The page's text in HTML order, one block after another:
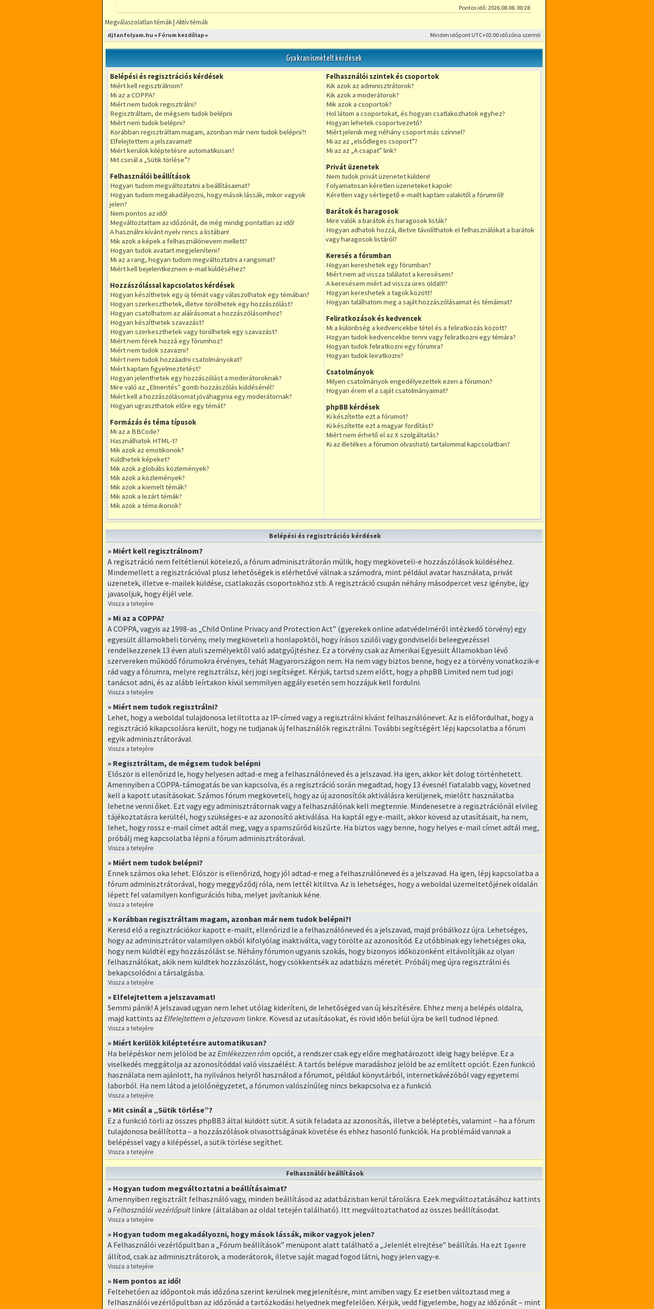
FÓRUMOZZ
MINDENFÉLE
DjTANFOLYAM.HU
RÉSZLETFIZETÉS
RUGALMAS IDŐBEOSZTÁS
KIS LÉTSZÁMÚ CSOPORTOK
Pontos idő: 2026.08.08. 00:28
Megválaszolatlan témák| Aktív témák
djtanfolyam.hu » Fórum kezdőlap» Minden időpont UTC+02:00 időzóna szerinti
Gyakran ismételt kérdések
Belépési és regisztrációs kérdések
Miért kell regisztrálnom?
Mi az a COPPA?
Miért nem tudok regisztrálni?
Regisztráltam, de mégsem tudok belépni
Miért nem tudok belépni?
Korábban regisztráltam magam, azonban már nem tudok belépni?!
Elfelejtettem a jelszavamat!
Miért kerülök kiléptetésre automatikusan?
Mit csinál a „Sütik törlése”?
Felhasználói beállítások
Hogyan tudom megváltoztatni a beállításaimat?
Hogyan tudom megakadályozni, hogy mások lássák, mikor vagyok
jelen?
Nem pontos az idő!
Megváltoztattam az időzónát, de még mindig pontatlan az idő!
A használni kívánt nyelv nincs a listában!
Mik azok a képek a felhasználónevem mellett?
Hogyan tudok avatart megjeleníteni?
Mi az a rang, hogyan tudom megváltoztatni a rangomat?
Miért kell bejelentkeznem e-mail küldéséhez?
Hozzászólással kapcsolatos kérdések
Hogyan készíthetek egy új témát vagy válaszolhatok egy témában?
Hogyan szerkeszthetek, illetve törölhetek egy hozzászólást?
Hogyan csatolhatom az aláírásomat a hozzászólásomhoz?
Hogyan készíthetek szavazást?
Hogyan szerkeszthetek vagy törölhetek egy szavazást?
Miért nem férek hozzá egy fórumhoz?
Miért nem tudok szavazni?
Miért nem tudok hozzáadni csatolmányokat?
Miért kaptam figyelmeztetést?
Hogyan jelenthetek egy hozzászólást a moderátoroknak?
Mire való az „Elmentés” gomb hozzászólás küldésénél?
Miért kell a hozzászólásomat jóváhagynia egy moderátornak?
Hogyan ugraszthatok előre egy témát?
Formázás és téma típusok
Mi az a BBCode?
Használhatok HTML-t?
Mik azok az emotikonok?
Küldhetek képeket?
Mik azok a globális közlemények?
Mik azok a közlemények?
Mik azok a kiemelt témák?
Mik azok a lezárt témák?
Mik azok a téma ikonok?
Felhasználói szintek és csoportok
Kik azok az adminisztrátorok?
Kik azok a moderátorok?
Mik azok a csoportok?
Hol látom a csoportokat, és hogyan csatlakozhatok egyhez?
Hogyan lehetek csoportvezető?
Miért jelenik meg néhány csoport más színnel?
Mi az az „elsődleges csoport”?
Mi az az „A csapat” link?
Privát üzenetek
Nem tudok privát üzenetet küldeni!
Folyamatosan kéretlen üzeneteket kapok!
Kéretlen vagy sértegető e-mailt kaptam valakitől a fórumról!
Barátok és haragosok
Mire valók a barátok és haragosok listák?
Hogyan adhatok hozzá, illetve távolíthatok el felhasználókat a barátok
vagy haragosok listáról?
Keresés a fórumban
Hogyan kereshetek egy fórumban?
Miért nem ad vissza találatot a keresésem?
A keresésem miért ad vissza üres oldalt!?
Hogyan kereshetek a tagok között?
Hogyan találhatom meg a saját hozzászólásaimat és témáimat?
Feliratkozások és kedvencek
Mi a különbség a kedvencekbe tétel és a feliratkozás között?
Hogyan tudok kedvencekbe tenni vagy feliratkozni egy témára?
Hogyan tudok feliratkozni egy fórumra?
Hogyan tudok leiratkozni?
Csatolmányok
Milyen csatolmányok engedélyezettek ezen a fórumon?
Hogyan érem el a saját csatolmányaimat?
phpBB kérdések
Ki készítette ezt a fórumot?
Ki készítette ezt a magyar fordítást?
Miért nem érhető el az X szolgáltatás?
Ki az illetékes a fórumon olvasható tartalommal kapcsolatban?
Belépési és regisztrációs kérdések
» Miért kell regisztrálnom?
A regisztráció nem feltétlenül kötelező, a fórum adminisztrátorán múlik, hogy megköveteli-e hozzászólások küldéséhez.
Mindemellett a regisztrációval plusz lehetőségek is elérhetővé válnak a számodra, mint például avatar használata, privát
üzenetek, illetve e-mailek küldése, csatlakozás csoportokhoz stb. A regisztráció csupán néhány másodpercet vesz igénybe, így
javasoljuk, hogy éljél vele.
Vissza a tetejére
» Mi az a COPPA?
A COPPA, vagyis az 1998-as „Child Online Privacy and Protection Act” (gyerekek online adatvédelméről intézkedő törvény) egy
egyesült államokbeli törvény, mely megköveteli a honlapoktól, hogy írásos szülői vagy gondviselői beleegyezéssel
rendelkezzenek 13 éven aluli személyektől való adatgyűjtéshez. Ez a törvény csak az Amerikai Egyesült Államokban lévő
szervereken működő fórumokra érvényes, tehát Magyarországon nem. Ha nem vagy biztos benne, hogy ez a törvény vonatkozik-e
rád vagy a fórumra, melyre regisztrálsz, kérj jogi segítséget. Kérjük, tartsd szem előtt, hogy a phpBB Limited nem tud jogi
tanácsot adni, és az alább leírtakon kívül semmilyen aggály esetén sem hozzájuk kell fordulni.
Vissza a tetejére
» Miért nem tudok regisztrálni?
Lehet, hogy a weboldal tulajdonosa letiltotta az IP-címed vagy a regisztrálni kívánt felhasználónevet. Az is előfordulhat, hogy a
regisztráció kikapcsolásra került, hogy ne tudjanak új felhasználók regisztrálni. További segítségért lépj kapcsolatba a fórum
egyik adminisztrátorával.
Vissza a tetejére
» Regisztráltam, de mégsem tudok belépni
Először is ellenőrizd le, hogy helyesen adtad-e meg a felhasználóneved és a jelszavad. Ha igen, akkor két dolog történhetett.
Amennyiben a COPPA-támogatás be van kapcsolva, és a regisztráció során megadtad, hogy 13 évesnél fiatalabb vagy, követned
kell a kapott utasításokat. Számos fórum megköveteli, hogy az új azonosítók aktiválásra kerüljenek, mielőtt használatba
lehetne venni őket. Ezt vagy egy adminisztrátornak vagy a felhasználónak kell megtennie. Mindenesetre a regisztrációnál elvileg
tájékoztatásra kerültél, hogy szükséges-e az azonosító aktiválása. Ha kaptál egy e-mailt, akkor kövesd az utasításait, ha nem,
lehet, hogy rossz e-mail címet adtál meg, vagy a spamszűrőd kiszűrte. Ha biztos vagy benne, hogy helyes e-mail címet adtál meg,
próbálj meg kapcsolatba lépni a fórum adminisztrátorával.
Vissza a tetejére
» Miért nem tudok belépni?
Ennek számos oka lehet. Először is ellenőrizd, hogy jól adtad-e meg a felhasználóneved és a jelszavad. Ha igen, lépj kapcsolatba a
fórum adminisztrátorával, hogy meggyőződj róla, nem lettél kitiltva. Az is lehetséges, hogy a weboldal üzemeltetőjének oldalán
lépett fel valamilyen konfigurációs hiba, melyet javítaniuk kéne.
Vissza a tetejére
» Korábban regisztráltam magam, azonban már nem tudok belépni?!
Keresd elő a regisztrációkor kapott e-mailt, ellenőrizd le a felhasználóneved és a jelszavad, majd próbálkozz újra. Lehetséges,
hogy az adminisztrátor valamilyen okból kifolyólag inaktiválta, vagy törölte az azonosítód. Ez utóbbinak egy lehetséges oka,
hogy nem küldtél egy hozzászólást se. Néhány fórumon ugyanis szokás, hogy bizonyos időközönként eltávolítják az olyan
felhasználókat, akik nem küldtek hozzászólást, hogy csökkentsék az adatbázis méretét. Próbálj meg újra regisztrálni és
bekapcsolódni a társalgásba.
Vissza a tetejére
» Elfelejtettem a jelszavamat!
Semmi pánik! A jelszavad ugyan nem lehet utólag kideríteni, de lehetőséged van új készítésére. Ehhez menj a belépés oldalra,
majd kattints az Elfelejtettem a jelszavam linkre. Kövesd az utasításokat, és rövid időn belül újra be kell tudnod lépned.
Vissza a tetejére
» Miért kerülök kiléptetésre automatikusan?
Ha belépéskor nem jelölöd be az Emlékezzen rám opciót, a rendszer csak egy előre meghatározott ideig hagy belépve. Ez a
viselkedés meggátolja az azonosítóddal való visszaélést. A tartós belépve maradáshoz jelöld be az említett opciót. Ezen funkció
használata nem ajánlott, ha nyilvános helyről használod a fórumot, például könyvtárból, internetkávézóból vagy egyetemi
laborból. Ha nem látod a jelölőnégyzetet, a fórumon valószínűleg nincs bekapcsolva ez a funkció.
Vissza a tetejére
» Mit csinál a „Sütik törlése”?
Ez a funkció törli az összes phpBB3 által küldött sütit. A sütik feladata az azonosítás, illetve a beléptetés, valamint – ha a fórum
tulajdonosa beállította – a hozzászólások olvasottságának követése és ehhez hasonló funkciók. Ha problémáid vannak a
belépéssel vagy a kilépéssel, a sütik törlése segíthet.
Vissza a tetejére
Felhasználói beállítások
» Hogyan tudom megváltoztatni a beállításaimat?
Amennyiben regisztrált felhasználó vagy, minden beállításod az adatbázisban kerül tárolásra. Ezek megváltoztatásához kattints
a Felhasználói vezérlőpultlinkre (általában az oldal tetején található). Itt megváltoztathatod az összes beállításodat.
Vissza a tetejére
» Hogyan tudom megakadályozni, hogy mások lássák, mikor vagyok jelen?
A Felhasználói vezérlőpultban a „Fórum beállítások” menüpont alatt található a „Jelenlét elrejtése” beállítás. Ha ezt Igenre
állítod, csak az adminisztrátorok, a moderátorok, illetve saját magad fogod látni, hogy jelen vagy-e.
Vissza a tetejére
» Nem pontos az idő!
Feltehetően az időpontok más időzóna szerint kerülnek megjelenítésre, mint amiben vagy. Ez esetben változtasd meg a
felhasználói vezérlőpultban az időzónád a tartózkodási helyednek megfelelően. Kérjük, vedd figyelembe, hogy az időzónát – mint